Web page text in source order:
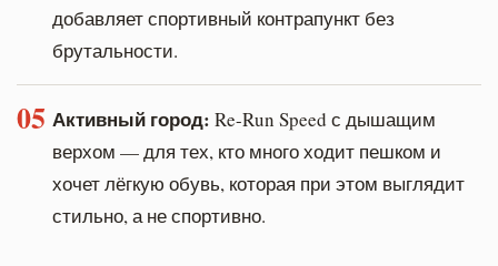
добавляет спортивный контрапункт без
брутальности.
05 Активный город: Re-Run Speed с дышащим
верхом — для тех, кто много ходит пешком и
хочет лёгкую обувь, которая при этом выглядит
стильно, а не спортивно.